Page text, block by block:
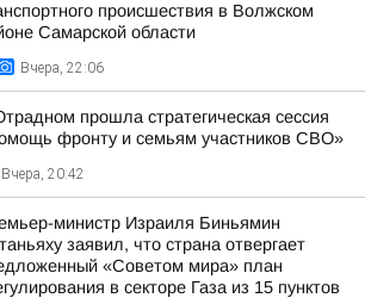
происшествия в Волжском
Самарской области
Вчера, 22:06
прошла стратегическая сессия
фронту и семьям участников СВО»
Вчера, 20:42
министр Израиля Биньямин
заявил, что страна отвергает
«Советом мира» план
в секторе Газа из 15 пунктов